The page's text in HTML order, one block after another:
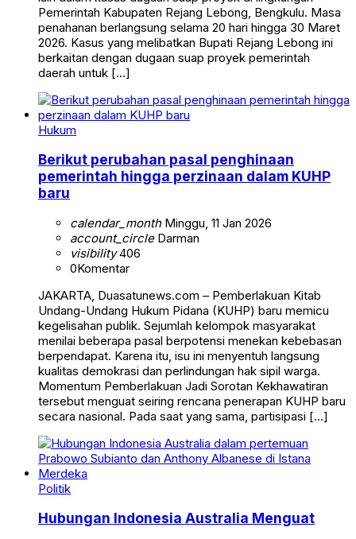
Pemerintah Kabupaten Rejang Lebong, Bengkulu. Masa
penahanan berlangsung selama 20 hari hingga 30 Maret
2026. Kasus yang melibatkan Bupati Rejang Lebong ini
berkaitan dengan dugaan suap proyek pemerintah
daerah untuk […]
Hukum
Berikut perubahan pasal penghinaan
pemerintah hingga perzinaan dalam KUHP
baru
calendar_monthMinggu, 11 Jan 2026
account_circleDarman
visibility406
0Komentar
JAKARTA, Duasatunews.com – Pemberlakuan Kitab
Undang-Undang Hukum Pidana (KUHP) baru memicu
kegelisahan publik. Sejumlah kelompok masyarakat
menilai beberapa pasal berpotensi menekan kebebasan
berpendapat. Karena itu, isu ini menyentuh langsung
kualitas demokrasi dan perlindungan hak sipil warga.
Momentum Pemberlakuan Jadi Sorotan Kekhawatiran
tersebut menguat seiring rencana penerapan KUHP baru
secara nasional. Pada saat yang sama, partisipasi […]
Politik
Hubungan Indonesia Australia Menguat